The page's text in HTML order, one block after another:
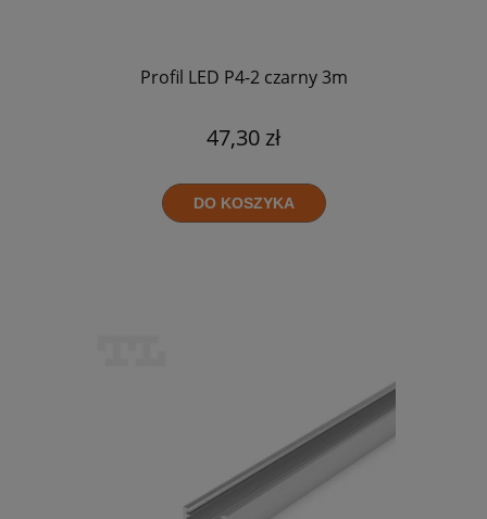
Profil LED P4-2 czarny 3m
47,30 zł
DO KOSZYKA